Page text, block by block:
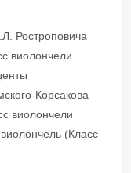
Ростроповича
виолончели
Корсакова
виолончели
(Класс